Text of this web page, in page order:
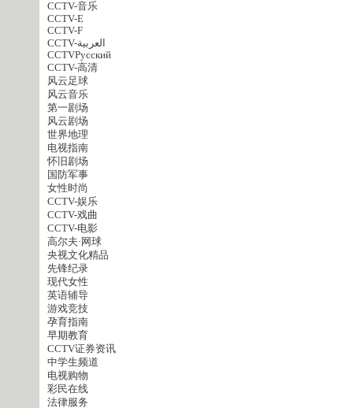
CCTV-音乐
CCTV-E
CCTV-F
CCTV-العربية
CCTVPусский
CCTV-高清
风云足球
风云音乐
第一剧场
风云剧场
世界地理
电视指南
怀旧剧场
国防军事
女性时尚
CCTV-娱乐
CCTV-戏曲
CCTV-电影
高尔夫·网球
央视文化精品
先锋纪录
现代女性
英语辅导
游戏竞技
孕育指南
早期教育
CCTV证券资讯
中学生频道
电视购物
彩民在线
法律服务